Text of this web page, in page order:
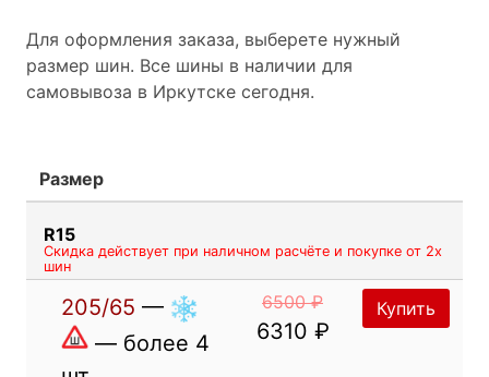
Для оформления заказа, выберете нужный
размер шин. Все шины в наличии для
самовывоза в Иркутске сегодня.
Размер
R15
Скидка действует при наличном расчёте и покупке от 2х
шин
205/65 —
— более 4
6500 ₽
6310 ₽
Купить